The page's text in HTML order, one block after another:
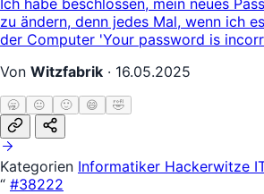
zu ändern, denn jedes Mal, wenn ich
der Computer 'Your password is
Von Witzfabrik · 16.05.2025
🥱 😐 🙂 😄 🤣
Kategorien Informatiker Hackerwitze
“ #38222